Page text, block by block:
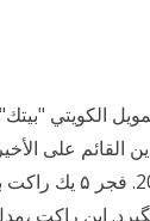
الكويتي